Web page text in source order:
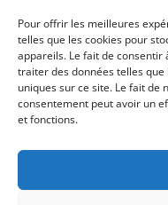
Pour offrir les meilleures
telles que les cookies pour
appareils. Le fait de
traiter des données telles
uniques sur ce site. Le fait de
consentement peut avoir un
et fonctions.
27
RÉPARATION
INSTALLATION/
Sauvetage d’un Asus
aucune vis dans le
Manque de patins